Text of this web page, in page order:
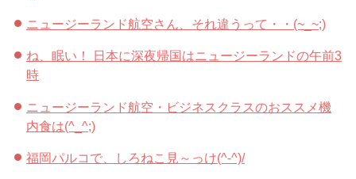
ニュージーランド航空さん、それ違うって・・(~_~;)
ね、眠い！ 日本に深夜帰国はニュージーランドの午前3
時
ニュージーランド航空・ビジネスクラスのおススメ機
内食は(^_^;)
福岡パルコで、しろねこ見～っけ(^-^)/